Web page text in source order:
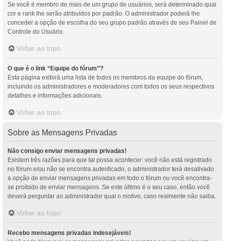
Se você é membro de mais de um grupo de usuários, será determinado qual
cor e rank lhe serão atribuídos por padrão. O administrador poderá lhe
conceder a opção de escolha do seu grupo padrão através de seu Painel de
Controle do Usuário.
Voltar ao topo
O que é o link “Equipe do fórum”?
Esta página exibirá uma lista de todos os membros da equipe do fórum,
incluindo os administradores e moderadores com todos os seus respectivos
detalhes e informações adicionais.
Voltar ao topo
Sobre as Mensagens Privadas
Não consigo enviar mensagens privadas!
Existem três razões para que tal possa acontecer: você não está registrado
no fórum e/ou não se encontra autenticado, o administrador terá desativado
a opção de enviar mensagens privadas em todo o fórum ou você encontra-
se proibido de enviar mensagens. Se este último é o seu caso, então você
deverá perguntar ao administrador qual o motivo, caso realmente não saiba.
Voltar ao topo
Recebo mensagens privadas indesejáveis!